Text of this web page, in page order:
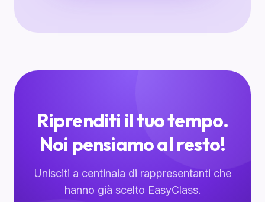
Riprenditi il tuo tempo.
Noi pensiamo al resto!
Unisciti a centinaia di rappresentanti che
hanno già scelto EasyClass.